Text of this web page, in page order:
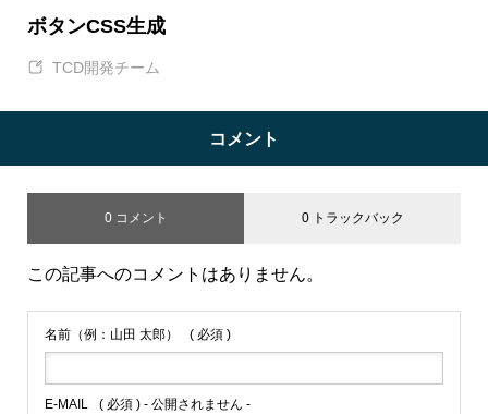
ボタンCSS生成
TCD開発チーム
コメント
0 コメント 0 トラックバック
この記事へのコメントはありません。
名前（例：山田 太郎） ( 必須 )
E-MAIL ( 必須 ) - 公開されません -